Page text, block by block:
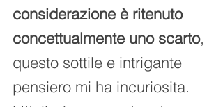
considerazione è ritenuto
concettualmente uno scarto,
questo sottile e intrigante
pensiero mi ha incuriosita.